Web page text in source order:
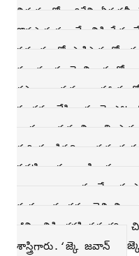
నిర్ణయంతో జరిగేవి.ఏపదవీ
కొనసాగుతూ దేశానికి సేవ
సమయంలో పాకిస్థానుతో
మణను గుండె నిబ్బరంతో
రష్యా నాయకుల ఆహ్వానంతో
సంతకం చేసి, గుండె
చారు.ఆయన విశ్రాంతి
గుర్తింపబడినది.ఆయన
ప్రకటించారు. శాస్త్రిగారు
వాయిదా నాలుగు వేల
మరణా నంతరం చెల్లించి
జీవితానికి భర్తకి
శాస్త్రిగారు.‘జ్కె జవాన్‌